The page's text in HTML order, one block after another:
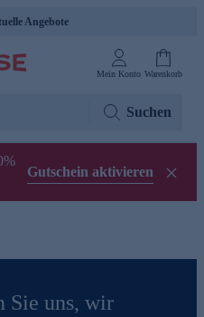
Angebote
Mein Konto Warenkorb
Suchen
Gutschein aktivieren
Sie uns, wir